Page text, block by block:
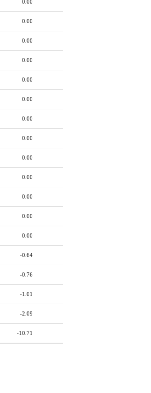
0.00
0.00
0.00
0.00
0.00
0.00
0.00
0.00
0.00
0.00
0.00
0.00
0.00
-0.64
-0.76
-1.01
-2.09
-10.71